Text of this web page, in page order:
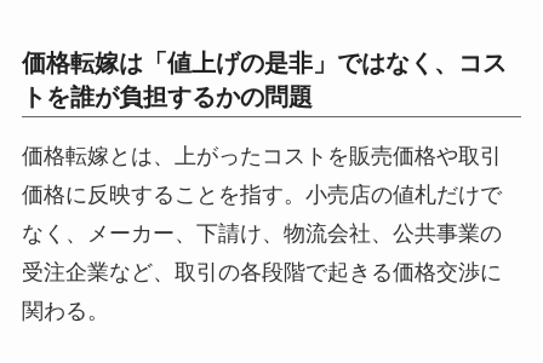
価格転嫁は「値上げの是非」ではなく、コス
トを誰が負担するかの問題
価格転嫁とは、上がったコストを販売価格や取引
価格に反映することを指す。小売店の値札だけで
なく、メーカー、下請け、物流会社、公共事業の
受注企業など、取引の各段階で起きる価格交渉に
関わる。